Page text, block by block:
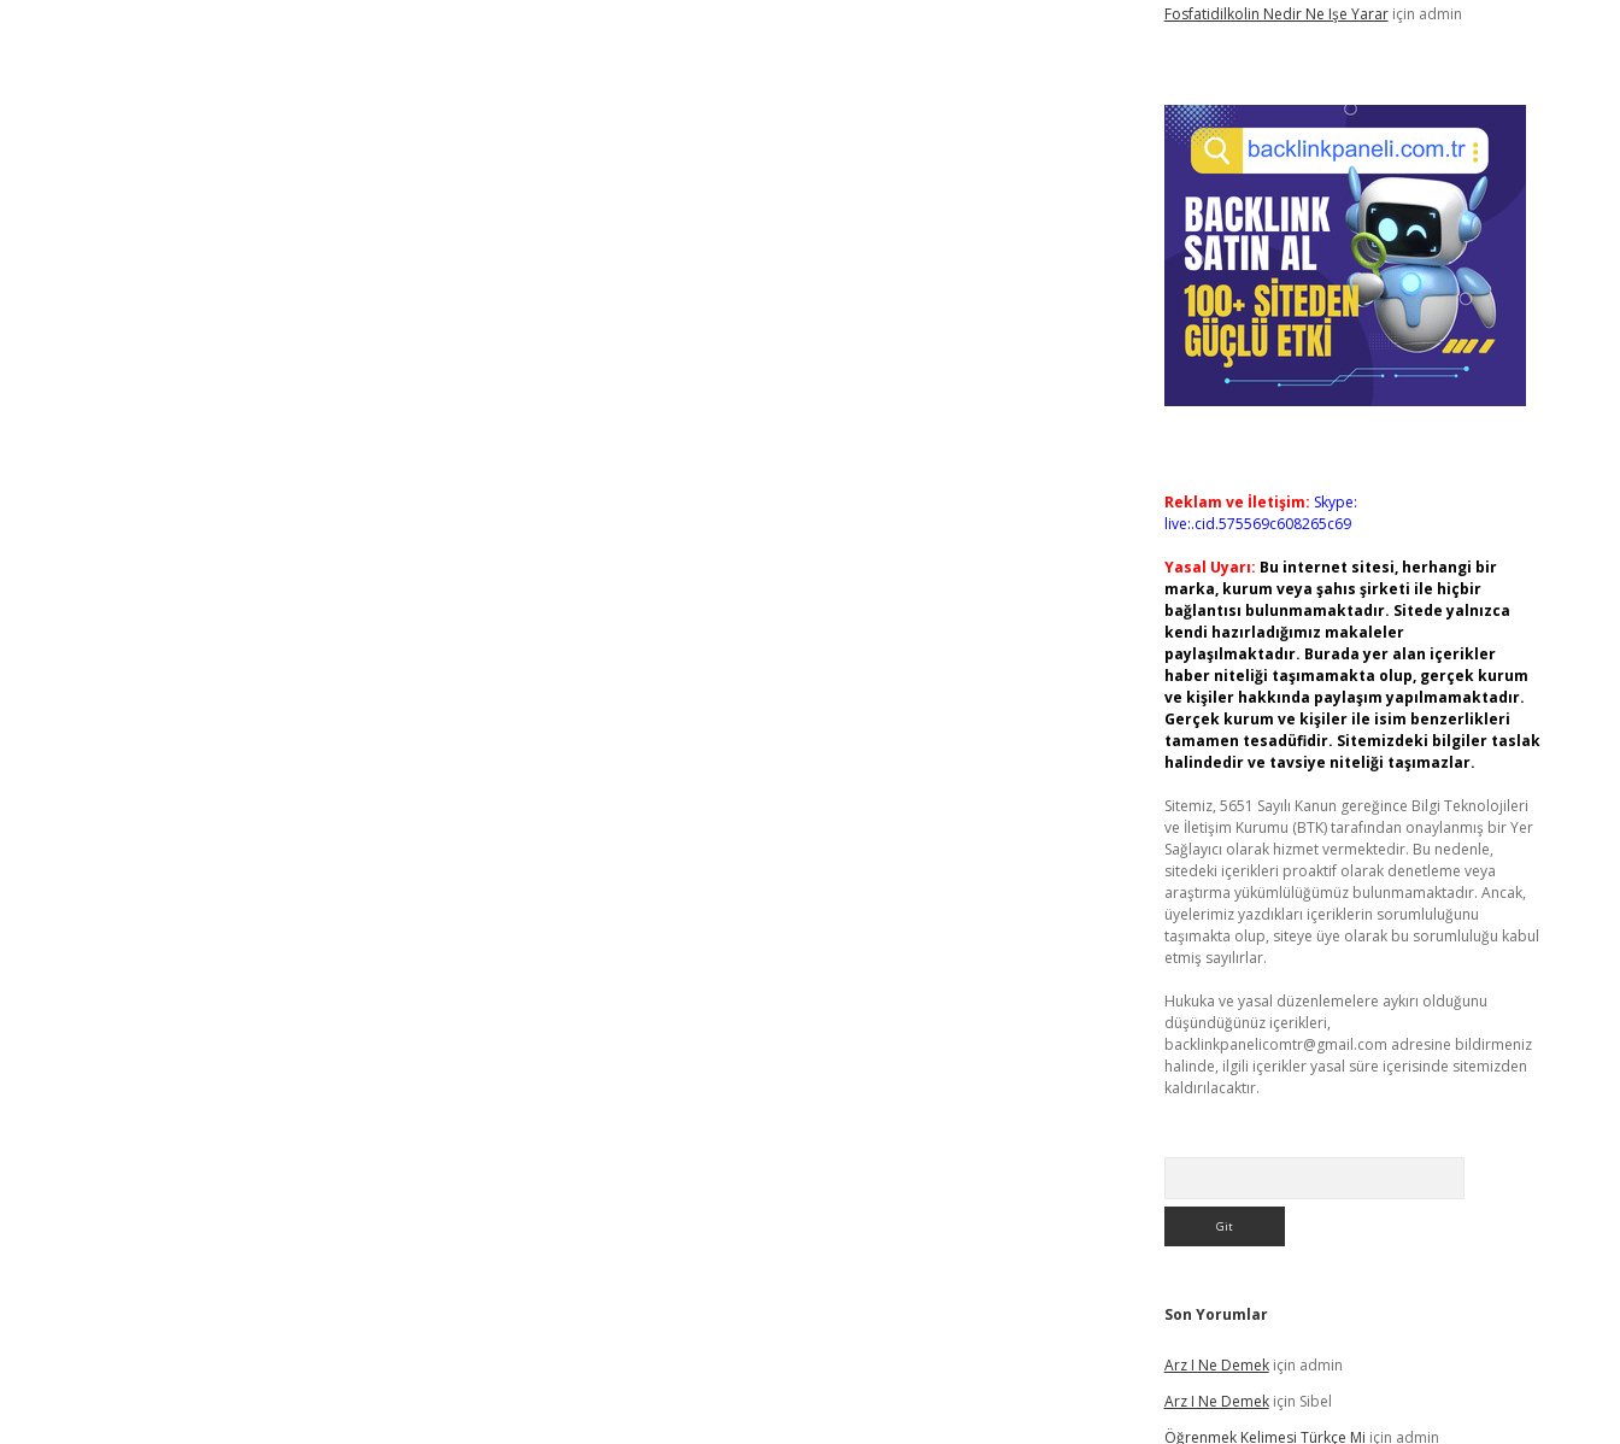
Fosfatidilkolin Nedir Ne Işe Yarariçin admin
Reklam ve İletişim: Skype:
live:.cid.575569c608265c69
Yasal Uyarı: Bu internet sitesi, herhangi bir
marka, kurum veya şahıs şirketi ile hiçbir
bağlantısı bulunmamaktadır. Sitede yalnızca
kendi hazırladığımız makaleler
paylaşılmaktadır. Burada yer alan içerikler
haber niteliği taşımamakta olup, gerçek kurum
ve kişiler hakkında paylaşım yapılmamaktadır.
Gerçek kurum ve kişiler ile isim benzerlikleri
tamamen tesadüfidir. Sitemizdeki bilgiler taslak
halindedir ve tavsiye niteliği taşımazlar.
Sitemiz, 5651 Sayılı Kanun gereğince Bilgi Teknolojileri
ve İletişim Kurumu (BTK) tarafından onaylanmış bir Yer
Sağlayıcı olarak hizmet vermektedir. Bu nedenle,
sitedeki içerikleri proaktif olarak denetleme veya
araştırma yükümlülüğümüz bulunmamaktadır. Ancak,
üyelerimiz yazdıkları içeriklerin sorumluluğunu
taşımakta olup, siteye üye olarak bu sorumluluğu kabul
etmiş sayılırlar.
Hukuka ve yasal düzenlemelere aykırı olduğunu
düşündüğünüz içerikleri,
backlinkpanelicomtr@gmail.com adresine bildirmeniz
halinde, ilgili içerikler yasal süre içerisinde sitemizden
kaldırılacaktır.
Son Yorumlar
Arz I Ne Demekiçin admin
Arz I Ne Demekiçin Sibel
Öğrenmek Kelimesi Türkçe Mi için admin